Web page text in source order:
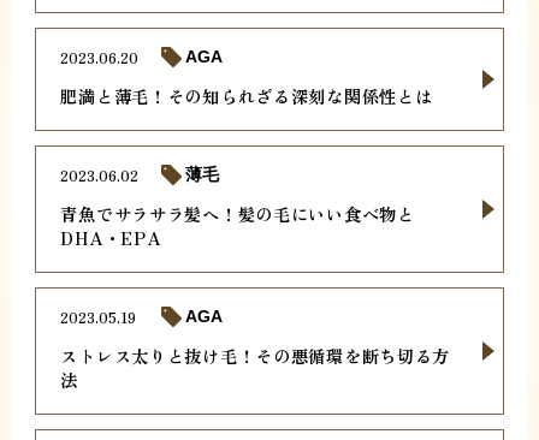
肥満と薄毛！その知られざる深刻な関係性とは
2023.06.20 AGA
青魚でサラサラ髪へ！髪の毛にいい食べ物と
DHA・EPA
2023.06.02 薄毛
ストレス太りと抜け毛！その悪循環を断ち切る方
法
2023.05.19 AGA